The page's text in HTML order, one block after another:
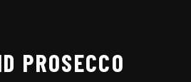
PROSECCO